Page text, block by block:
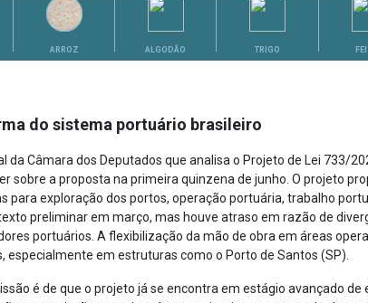
ARROZ ALGODÃO TRIGO
do sistema portuário brasileiro
da Câmara dos Deputados que analisa o Projeto de Lei 733/
sobre a proposta na primeira quinzena de junho. O projeto
para exploração dos portos, operação portuária, trabalho
preliminar em março, mas houve atraso em razão de
portuários. A flexibilização da mão de obra em áreas
em estruturas como o Porto de Santos (SP).
é de que o projeto já se encontra em estágio avançado